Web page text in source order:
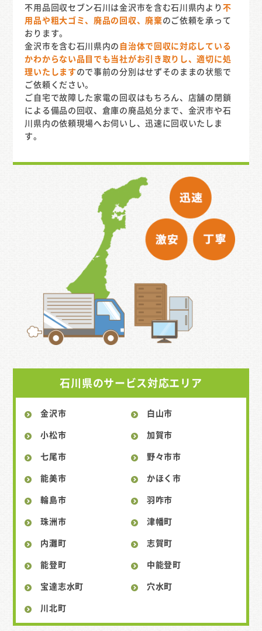
不用品回収セブン石川は金沢市を含む石川県内より不
用品や粗大ゴミ、廃品の回収、廃棄のご依頼を承って
おります。
金沢市を含む石川県内の 自治体で回収に対応している
かわからない品目でも当社がお引き取りし、適切に処
理いたしますので事前の分別はせずそのままの状態で
ご依頼ください。
ご自宅で故障した家電の回収はもちろん、店舗の閉鎖
による備品の回収、倉庫の廃品処分まで、金沢市や石
川県内の依頼現場へお伺いし、迅速に回収いたしま
す。
石川県のサービス対応エリア
金沢市
白山市
小松市
加賀市
七尾市
野々市市
能美市
かほく市
輪島市
羽咋市
珠洲市
津幡町
内灘町
志賀町
能登町
中能登町
宝達志水町
穴水町
川北町